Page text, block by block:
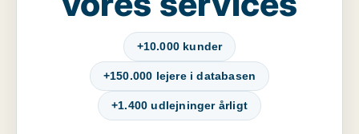
+10.000 kunder
+150.000 lejere i databasen
+1.400 udlejninger årligt